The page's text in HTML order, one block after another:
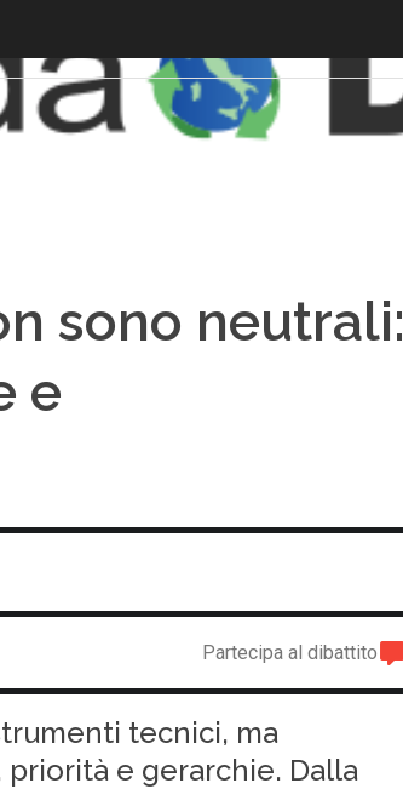
sono neutrali:
e
Partecipa al dibattito
tecnici, ma
e gerarchie. Dalla